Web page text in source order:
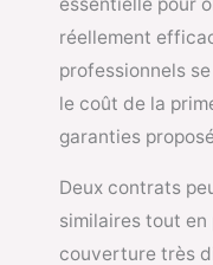
réellement
professionnels
le coût de la
garanties
Deux contrats
similaires tout
couverture très